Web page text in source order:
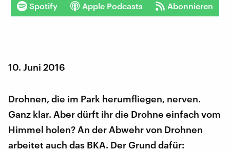
Spotify Apple Podcasts Abonnieren
10. Juni 2016
Drohnen, die im Park herumfliegen, nerven.
Ganz klar. Aber dürft ihr die Drohne einfach vom
Himmel holen? An der Abwehr von Drohnen
arbeitet auch das BKA. Der Grund dafür: